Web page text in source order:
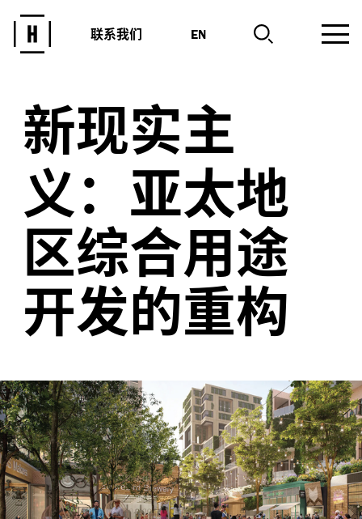
联系我们 EN
新现实主
义：亚太地
区综合用途
开发的重构